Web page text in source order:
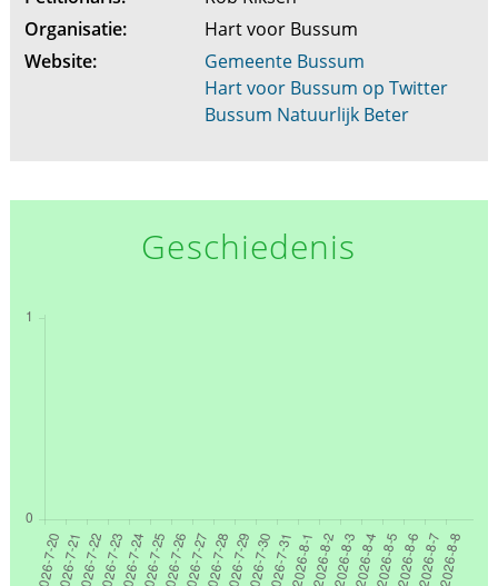
Organisatie:
Hart voor Bussum
Website:
Gemeente Bussum
Hart voor Bussum op Twitter
Bussum Natuurlijk Beter
Geschiedenis